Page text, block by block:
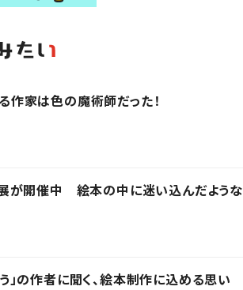
家は色の魔術師だった！
展が開催中 絵本の中に迷い込んだような
の作者に聞く、絵本制作に込める思い